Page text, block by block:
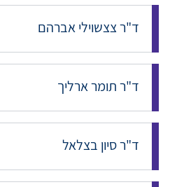
ד"ר צצשוילי אברהם
ד"ר תומר ארליך
ד"ר סיון בצלאל